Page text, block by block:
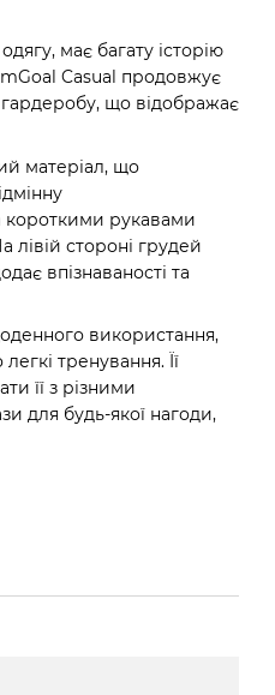
має багату історію
Casual продовжує
що відображає
матеріал, що
короткими рукавами
лівій стороні грудей
впізнаваності та
використання,
тренування. Її
її з різними
для будь-якої нагоди,